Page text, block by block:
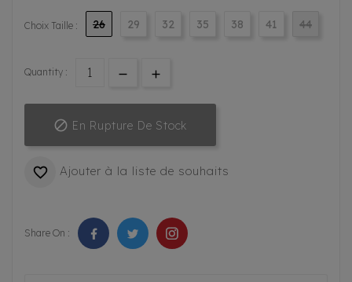
Choix Taille : 26 29 32 35 38 41 44
Quantity :
 En Rupture De Stock
 Ajouter à la liste de souhaits
Share On :